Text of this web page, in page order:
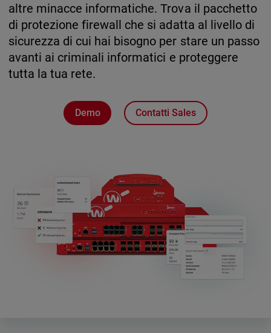
altre minacce informatiche. Trova il pacchetto
di protezione firewall che si adatta al livello di
sicurezza di cui hai bisogno per stare un passo
avanti ai criminali informatici e proteggere
tutta la tua rete.
Demo Contatti Sales